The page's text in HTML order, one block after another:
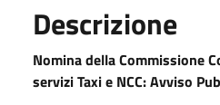
Descrizione
Nomina della Commissione
servizi Taxi e NCC: Avviso